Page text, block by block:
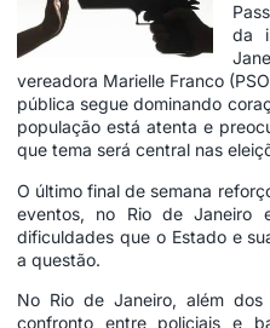
da
vereadora Marielle Franco
pública segue dominando
população está atenta e
que tema será central nas
O último final de semana
eventos, no Rio de Janeiro
dificuldades que o Estado e
a questão.
No Rio de Janeiro, além
confronto entre policiais e